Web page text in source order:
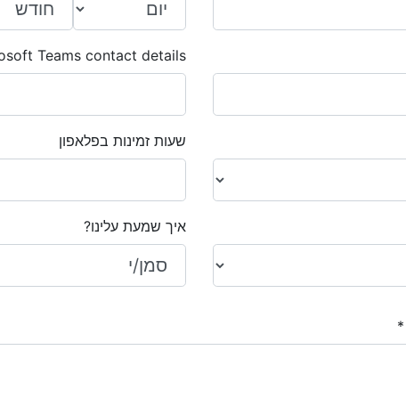
Teams contact details
שעות זמינות בפלאפון
איך שמעת עלינו?